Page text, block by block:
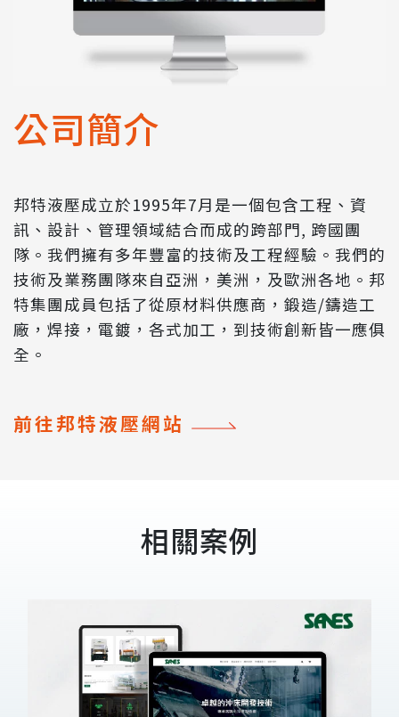
公司簡介
邦特液壓成立於1995年7月是一個包含工程、資
訊、設計、管理領域結合而成的跨部門, 跨國團
隊。我們擁有多年豐富的技術及工程經驗。我們的
技術及業務團隊來自亞洲，美洲，及歐洲各地。邦
特集團成員包括了從原材料供應商，鍛造/鑄造工
廠，焊接，電鍍，各式加工，到技術創新皆一應俱
全。
前往邦特液壓網站
相關案例